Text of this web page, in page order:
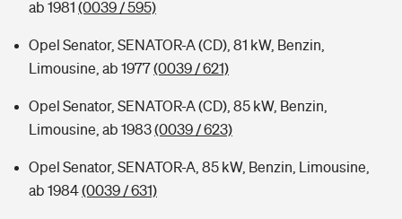
Sie haben Fragen?
ab 1981 (0039 / 595)
Opel Senator, SENATOR-A (CD), 81 kW, Benzin,
Limousine, ab 1977(0039 / 621)
Opel Senator, SENATOR-A (CD), 85 kW, Benzin,
Limousine, ab 1983(0039 / 623)
Opel Senator, SENATOR-A, 85 kW, Benzin, Limousine,
ab 1984(0039 / 631)